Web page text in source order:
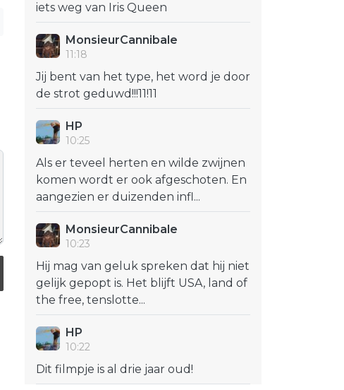
iets weg van Iris Queen
MonsieurCannibale
11:18
Jij bent van het type, het word je door
de strot geduwd!!!11!11
HP
10:25
Als er teveel herten en wilde zwijnen
komen wordt er ook afgeschoten. En
aangezien er duizenden infl...
MonsieurCannibale
10:23
Hij mag van geluk spreken dat hij niet
gelijk gepopt is. Het blijft USA, land of
the free, tenslotte...
HP
10:22
Dit filmpje is al drie jaar oud!